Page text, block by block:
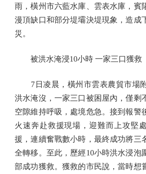
雨，橫州市六藍水庫、雲表水庫，賓
漫頂缺口和部分堤壩決堤現象，造成
災。
被洪水淹浸10小時 一家三口獲救
7日凌晨，橫州市雲表農貿市場
洪水淹沒，一家三口被困屋內，僅剩
空隙維持呼吸，處境危急。接到報警
火速奔赴救援現場，迎難而上攻堅
援，連續奮戰數小時，最終成功將三
全轉移。至此，歷經10小時洪水浸泡
部成功獲救。獲救的市民說，當時想